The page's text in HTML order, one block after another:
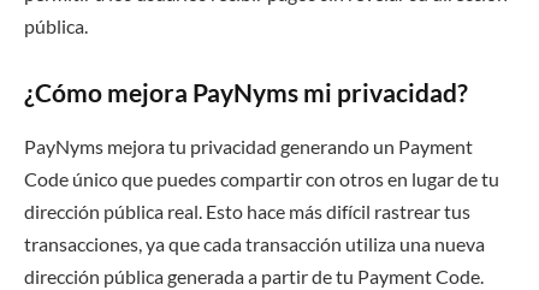
pública.
¿Cómo mejora PayNyms mi privacidad?
PayNyms mejora tu privacidad generando un Payment
Code único que puedes compartir con otros en lugar de tu
dirección pública real. Esto hace más difícil rastrear tus
transacciones, ya que cada transacción utiliza una nueva
dirección pública generada a partir de tu Payment Code.